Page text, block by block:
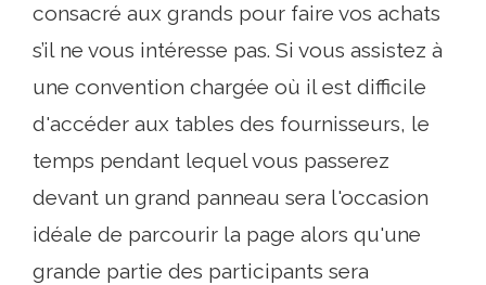
consacré aux grands pour faire vos achats
s’il ne vous intéresse pas. Si vous assistez à
une convention chargée où il est difficile
d'accéder aux tables des fournisseurs, le
temps pendant lequel vous passerez
devant un grand panneau sera l'occasion
idéale de parcourir la page alors qu'une
grande partie des participants sera